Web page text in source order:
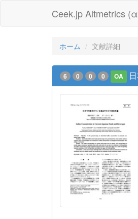
Ceek.jp Altmetrics
ホーム 文献詳細
6 0 0 0 OA